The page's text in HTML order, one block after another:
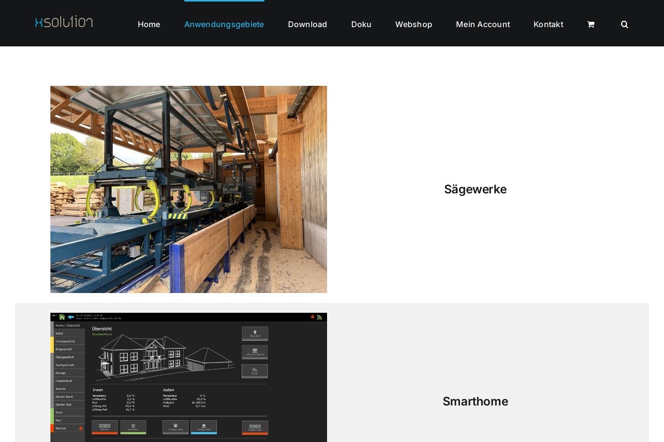
Home Anwendungsgebiete Download Doku Webshop Mein Account Kontakt
Sägewerke
Smarthome